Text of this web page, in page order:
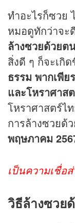
ทำอะไรก็ซวย
หมอดูทักว่าจะ
ล้างซวยด้วยต
สิ่งดี ๆ ก็จะเกิ
ธรรม พากเพี
และโหราศาส
โหราศาสตร์ไ
การล้างซวยด้
พฤษภาคม
เป็นความเชื่
วิธีล้างซวย